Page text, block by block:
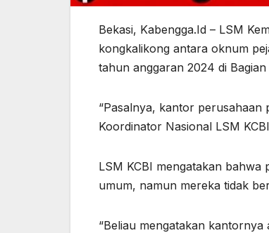
Bekasi, Kabengga.Id – LSM
kongkalikong antara oknum
tahun anggaran 2024 di
“Pasalnya, kantor perusahaan
Koordinator Nasional LSM
LSM KCBI mengatakan
umum, namun mereka tidak
“Beliau mengatakan